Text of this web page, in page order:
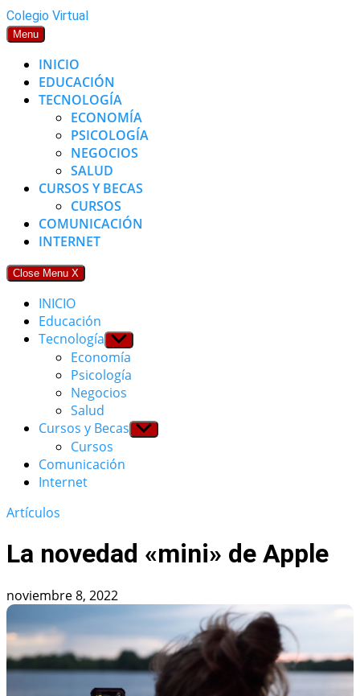
Skip
to
Colegio Virtual
Menu
INICIO
EDUCACIÓN
TECNOLOGÍA
ECONOMÍA
PSICOLOGÍA
NEGOCIOS
SALUD
CURSOS Y BECAS
CURSOS
COMUNICACIÓN
INTERNET
Close Menu X
INICIO
Educación
Tecnología Show
sub
menu
Economía
Psicología
Negocios
Salud
Cursos y Becas Show
sub
Cursos
Comunicación
Internet
Artículos
La novedad «mini» de Apple
noviembre 8, 2022